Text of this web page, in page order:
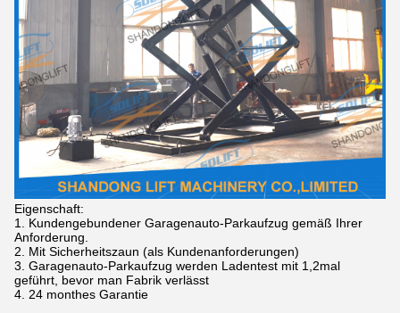
Eigenschaft:
1. Kundengebundener Garagenauto-Parkaufzug gemäß Ihrer
Anforderung.
2. Mit Sicherheitszaun (als Kundenanforderungen)
3. Garagenauto-Parkaufzug werden Ladentest mit 1,2mal
geführt, bevor man Fabrik verlässt
4. 24 monthes Garantie